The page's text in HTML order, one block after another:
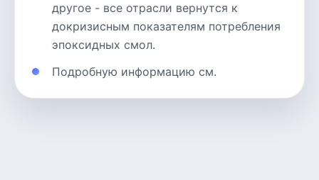
другое - все отрасли вернутся к
докризисным показателям потребления
эпоксидных смол.
Подробную информацию см.